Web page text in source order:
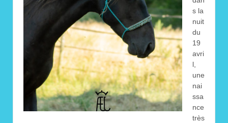
s la
nuit
du
19
avri
l,
une
nai
ssa
nce
très